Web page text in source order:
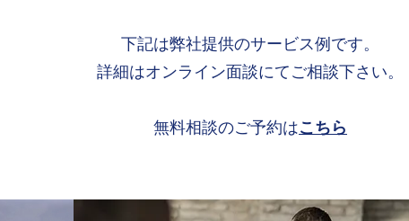
下記は弊社提供のサービス例です。
詳細はオンライン面談にてご相談下さい。
​無料相談のご予約はこちら